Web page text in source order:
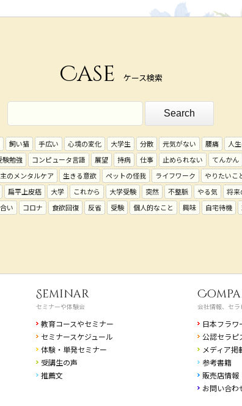
Case ケース検索
飼い猫 手広い 心境の変化 大学生 分散 元気がない 腰痛 人
験勉強 コンピュータ言語 展望 持病 仕事 止められない てんかん
のメンタルケア 生きる意欲 ペットの怪我 ライフワーク やりたいこ
扁平上皮癌 大学 これから 大学受験 突然 不整脈 やる気 将来
い コロナ 食欲回復 反省 受験 個人的なこと 興味 自宅待機
Seminar
セミナーや体験会
教育コースやセミナー
セミナースケジュール
体験・単発セミナー
受講生の声
推薦文
会社情報、セ
日本フラワ
公認セラピ
メディア掲
参考書籍
販売店情報
お問い合わ